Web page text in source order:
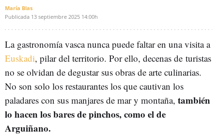
María Blas
Publicada 13 septiembre 2025 14:00h
La gastronomía vasca nunca puede faltar en una visita a
Euskadi, pilar del territorio. Por ello, decenas de turistas
no se olvidan de degustar sus obras de arte culinarias.
No son solo los restaurantes los que cautivan los
paladares con sus manjares de mar y montaña, también
lo hacen los bares de pinchos, como el de
Arguiñano.